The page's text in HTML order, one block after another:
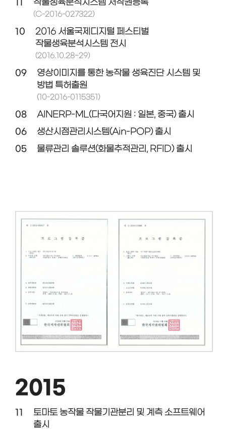
11 작물생육분석시스템 저작권등록
(C-2016-027322)
10
2016 서울국제디지털 페스티벌
작물생육분석시스템 전시
(2016.10.28~29)
09
영상이미지를 통한 농작물 생육진단 시스템 및
방법 특허출원
(10-2016-0115351)
08
AINERP-ML(다국어지원 : 일본, 중국) 출시
06
생산시점관리시스템(Ain-POP) 출시
05
물류관리 솔루션(화물추적관리, RFID) 출시
2015
11
토마토 농작물 작물기관분리 및 계측 소프트웨어
출시